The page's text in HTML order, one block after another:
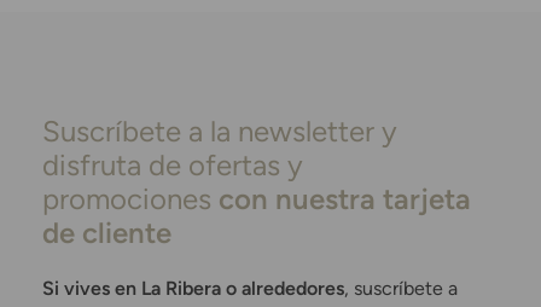
Suscríbete a la newsletter y
disfruta de ofertas y
promociones con nuestra tarjeta
de cliente
Si vives en La Ribera o alrededores, suscríbete a